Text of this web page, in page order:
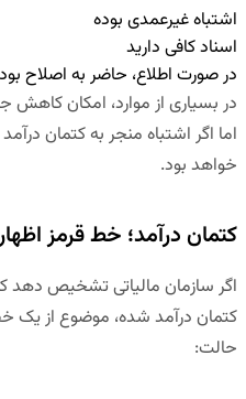
اشتباه غیرعمدی بوده
اسناد کافی دارید
در صورت اطلاع، حاضر به اصلاح
در بسیاری از موارد، امکان
اما اگر اشتباه منجر بهکتمان درآمد
خواهد بود.
کتمان درآمد؛ خط قرمز
اگر سازمان مالیاتی تشخیص دهد
کتمان درآمد شده، موضوع از یک
حالت: